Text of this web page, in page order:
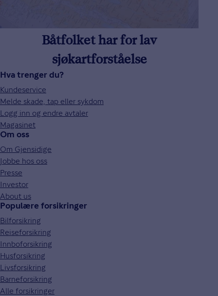
Båtfolket har for lav
sjøkartforståelse
Hva trenger du?
Kundeservice
Melde skade, tap eller sykdom
Logg inn og endre avtaler
Magasinet
Om oss
Om Gjensidige
Jobbe hos oss
Presse
Investor
About us
Populære forsikringer
Bilforsikring
Reiseforsikring
Innboforsikring
Husforsikring
Livsforsikring
Barneforsikring
Alle forsikringer